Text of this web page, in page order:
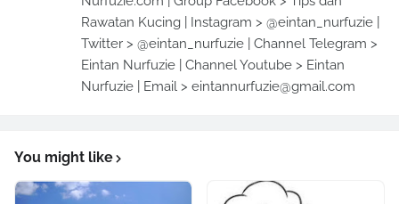
Rawatan Kucing | Instagram > @eintan_nurfuzie |
Twitter > @eintan_nurfuzie | Channel Telegram >
Eintan Nurfuzie | Channel Youtube > Eintan
Nurfuzie | Email > eintannurfuzie@gmail.com
You might like